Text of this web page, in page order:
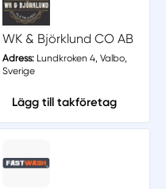
WK & Björklund CO AB
Adress:Lundkroken 4, Valbo,
Sverige
Lägg till takföretag